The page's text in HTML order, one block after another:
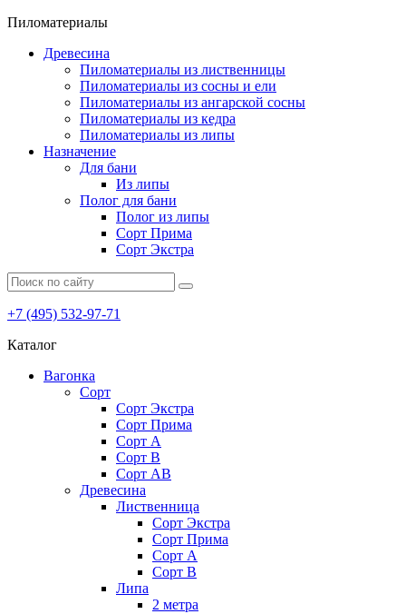
Пиломатериалы
Древесина
Пиломатериалы из лиственницы
Пиломатериалы из сосны и ели
Пиломатериалы из ангарской сосны
Пиломатериалы из кедра
Пиломатериалы из липы
Назначение
Для бани
Из липы
Полог для бани
Полог из липы
Сорт Прима
Сорт Экстра
+7 (495) 532-97-71
Каталог
Вагонка
Сорт
Сорт Экстра
Сорт Прима
Сорт A
Сорт В
Сорт AB
Древесина
Лиственница
Сорт Экстра
Сорт Прима
Сорт А
Сорт В
Липа
2 метра